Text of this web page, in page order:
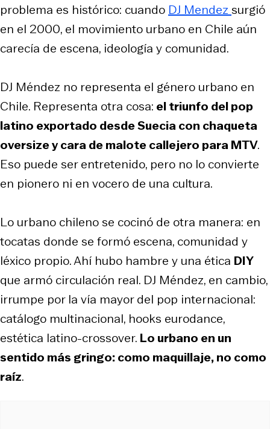
problema es histórico: cuando DJ Mendez surgió
en el 2000, el movimiento urbano en Chile aún
carecía de escena, ideología y comunidad.
DJ Méndez no representa el género urbano en
Chile. Representa otra cosa: el triunfo del pop
latino exportado desde Suecia con chaqueta
oversize y cara de malote callejero para MTV.
Eso puede ser entretenido, pero no lo convierte
en pionero ni en vocero de una cultura.
Lo urbano chileno se cocinó de otra manera: en
tocatas donde se formó escena, comunidad y
léxico propio. Ahí hubo hambre y una ética DIY
que armó circulación real. DJ Méndez, en cambio,
irrumpe por la vía mayor del pop internacional:
catálogo multinacional, hooks eurodance,
estética latino-crossover. Lo urbano en un
sentido más gringo: como maquillaje, no como
raíz.